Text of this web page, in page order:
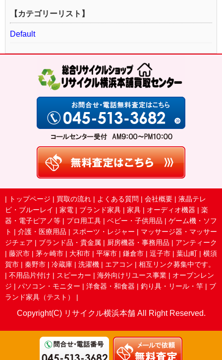
【カテゴリーリスト】
Default
| トップページ | 買取の流れ | よくある質問 | 会社概要 | 液晶テレ
ビ・ブルーレイ | 家電 | ブランド家具 | 家具 | オーディオ機器 | 楽
器・電子ピアノ等 | プロ用工具 | ベビー・子供用品 | ゲーム機・ソフ
ト | 介護・医療用品 | スポーツ・レジャー | マッサージ器・マッサー
ジチェア | ブランド品・貴金属 | 厨房機器・事務用品 | アンティーク
| 藤沢市 | 茅ヶ崎市 | 大和市 | 平塚市 | 鎌倉市 | 逗子市 | 葉山町 | 横須
賀市 | 秦野市 | 冷蔵庫 | 洗濯機 | エアコン | 相互リンク募集中です。
| 不用品片付け | スピーカー | 海外向けリユース事業 | オーブンレン
ジ | パソコン・モニター | 洋食器・和食器 | 釣り具・リール・竿 | ブ
ランド家具（テスト）
|
Copyright(C) リサイクル横浜本舗 All Right Reserved.